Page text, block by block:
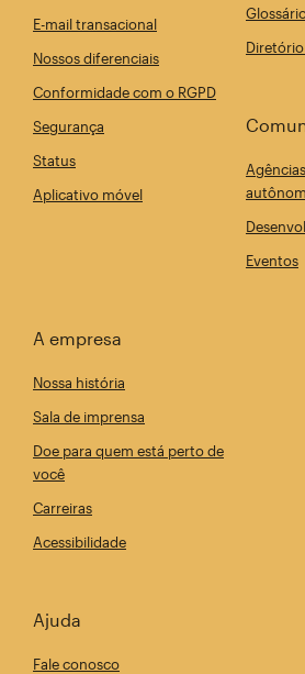
E-mail transacional
Nossos diferenciais
Conformidade com o RGPD
Segurança
Status
Aplicativo móvel
Eventos
A empresa
Nossa história
Sala de imprensa
Doe para quem está perto de
você
Carreiras
Acessibilidade
Ajuda
Fale conosco